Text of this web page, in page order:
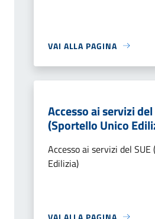
VAI ALLA PAGINA
Accesso ai servizi del
(Sportello Unico
Accesso ai servizi del
Edilizia)